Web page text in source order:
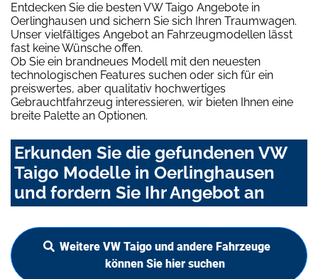
Entdecken Sie die besten VW Taigo Angebote in
Oerlinghausen und sichern Sie sich Ihren Traumwagen.
Unser vielfältiges Angebot an Fahrzeugmodellen lässt
fast keine Wünsche offen.
Ob Sie ein brandneues Modell mit den neuesten
technologischen Features suchen oder sich für ein
preiswertes, aber qualitativ hochwertiges
Gebrauchtfahrzeug interessieren, wir bieten Ihnen eine
breite Palette an Optionen.
Erkunden Sie die gefundenen VW
Taigo Modelle in Oerlinghausen
und fordern Sie Ihr Angebot an
Weitere VW Taigo und andere Fahrzeuge
können Sie hier suchen